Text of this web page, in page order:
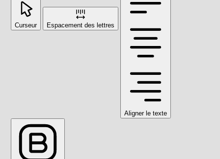
Curseur Espacement des lettres
Aligner le texte